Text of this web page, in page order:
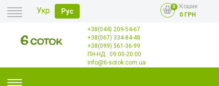
Укр Рус
0
Кошик
0 ГРН
Головна
Оплата
Доставка
+38(044) 209-54-67
+38(067) 334-84-48
+38(099) 561-36-99
ПН-НД : 09:00-20:00
info@6-sotok.com.ua